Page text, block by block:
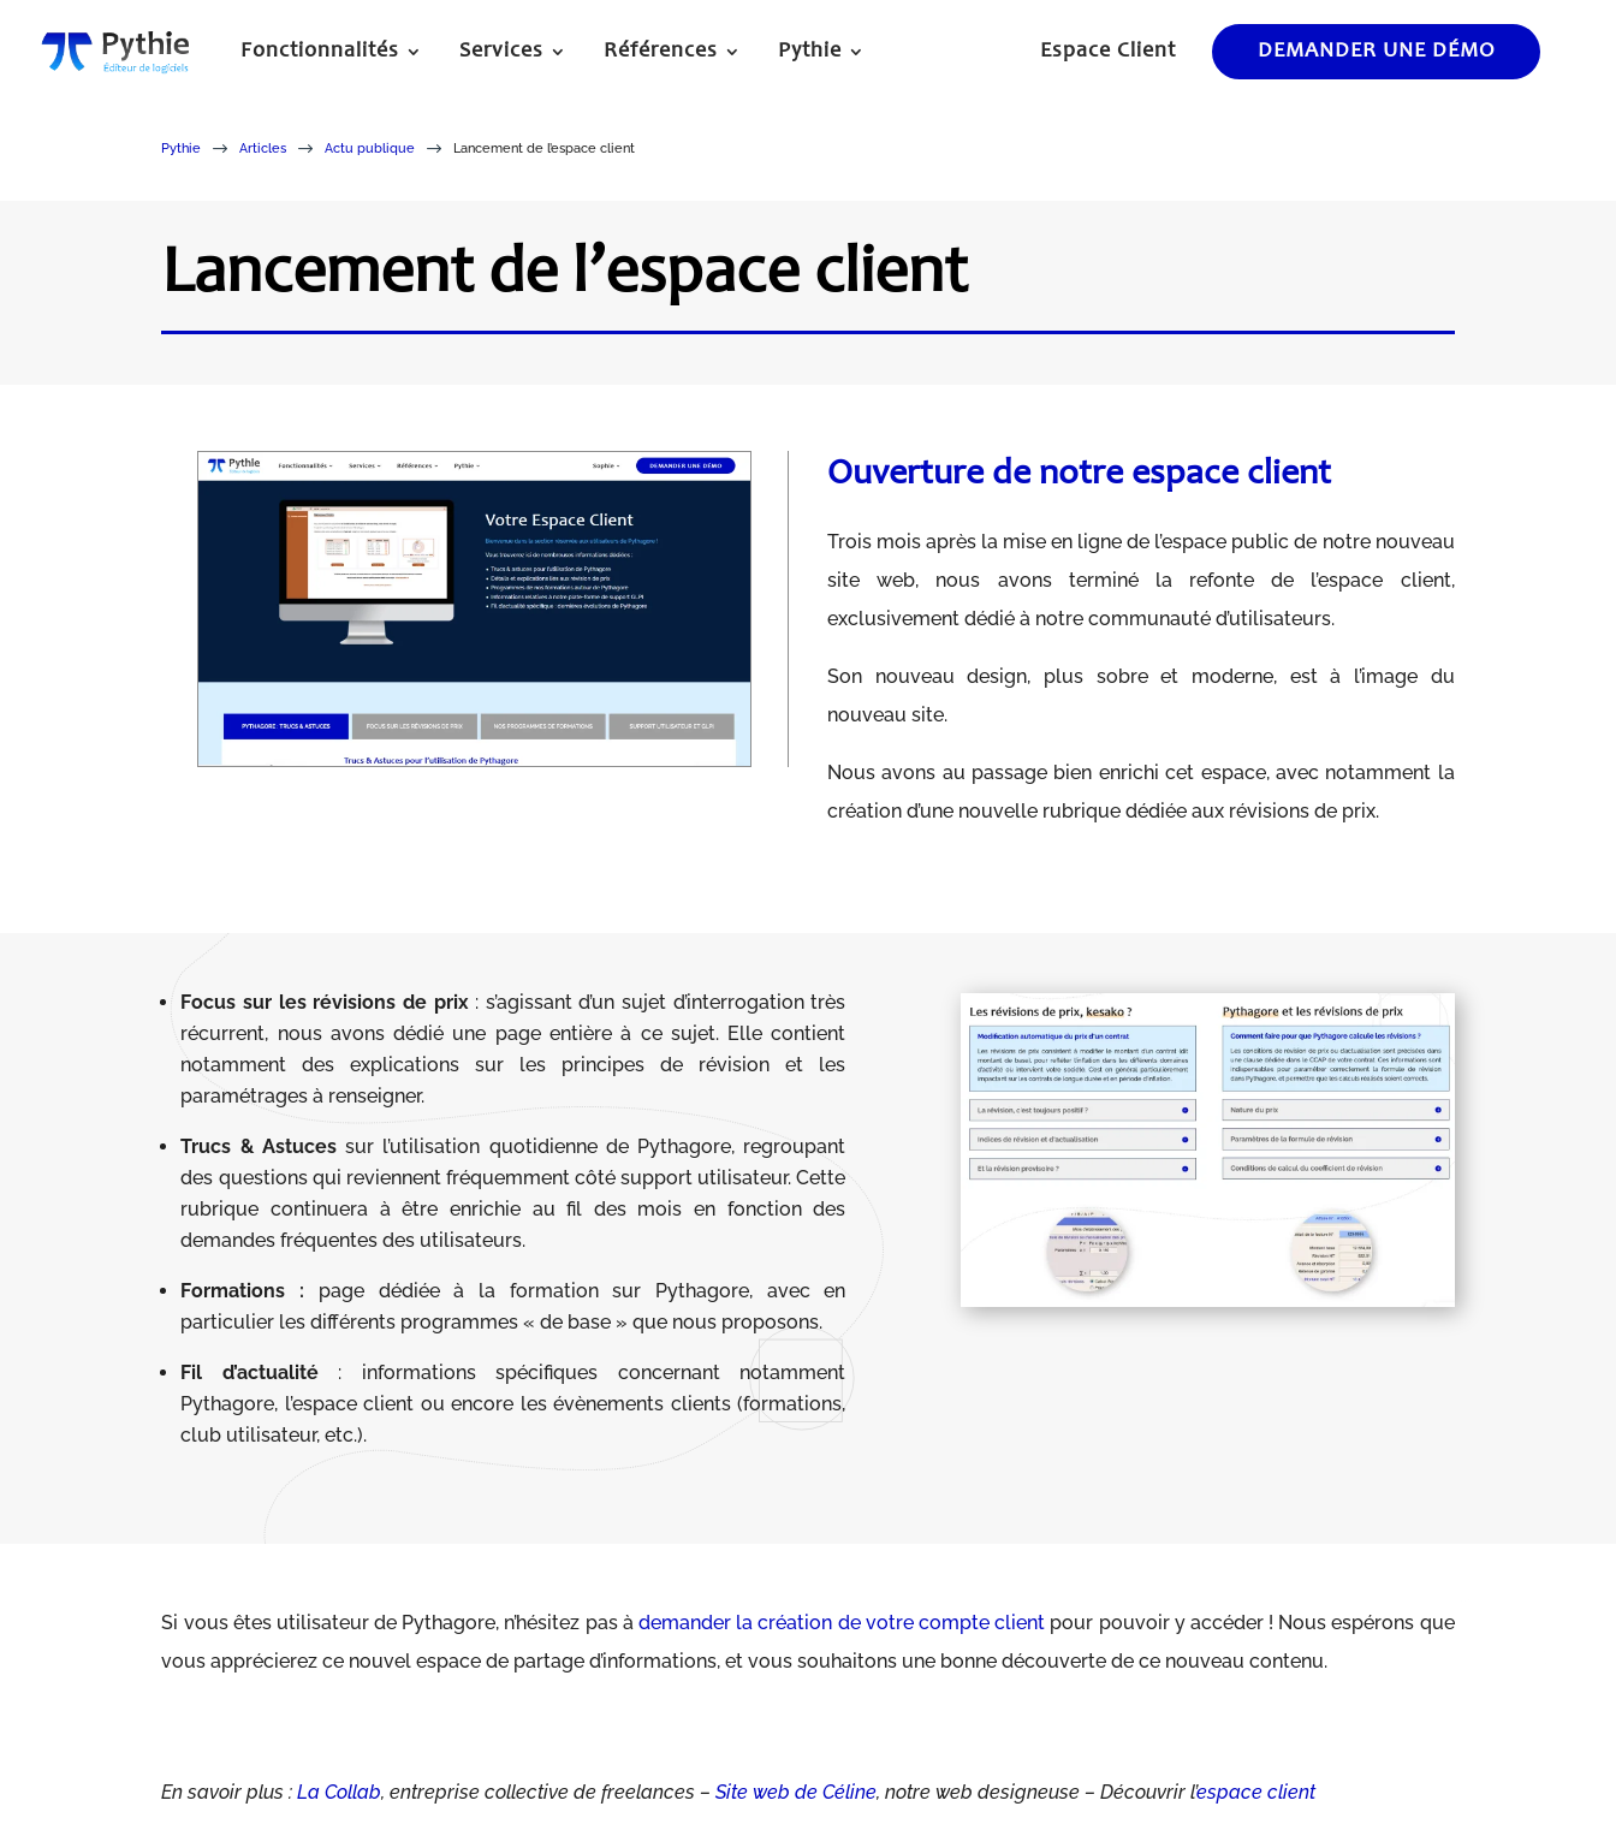
Fonctionnalités Services Références Pythie Espace Client DEMANDER UNE DÉMO
Pythie $ Articles $ Actu publique $ Lancement de l’espace client
Lancement de l’espace client
Ouverture de notre espace client
Trois mois après la mise en ligne de l’espace public de notre nouveau
site web, nous avons terminé la refonte de l’espace client,
exclusivement dédié à notre communauté d’utilisateurs.
Son nouveau design, plus sobre et moderne, est à l’image du
nouveau site.
Nous avons au passage bien enrichi cet espace, avec notamment la
création d’une nouvelle rubrique dédiée aux révisions de prix.
Focus sur les révisions de prix: s’agissant d’un sujet d’interrogation très
récurrent, nous avons dédié une page entière à ce sujet. Elle contient
notamment des explications sur les principes de révision et les
paramétrages à renseigner.
Trucs & Astucessur l’utilisation quotidienne de Pythagore, regroupant
des questions qui reviennent fréquemment côté support utilisateur. Cette
rubrique continuera à être enrichie au fil des mois en fonction des
demandes fréquentes des utilisateurs.
Formations : page dédiée à la formation sur Pythagore, avec en
particulier les différents programmes « de base » que nous proposons.
Fil d’actualité: informations spécifiques concernant notamment
Pythagore, l’espace client ou encore les évènements clients (formations,
club utilisateur, etc.).
Si vous êtes utilisateur de Pythagore, n’hésitez pas àdemander la création de votre compte client pour pouvoir y accéder ! Nous espérons que
vous apprécierez ce nouvel espace de partage d’informations, et vous souhaitons une bonne découverte de ce nouveau contenu.
En savoir plus :La Collab, entreprise collective de freelances –Site web de Céline, notre web designeuse – Découvrir l’espace client